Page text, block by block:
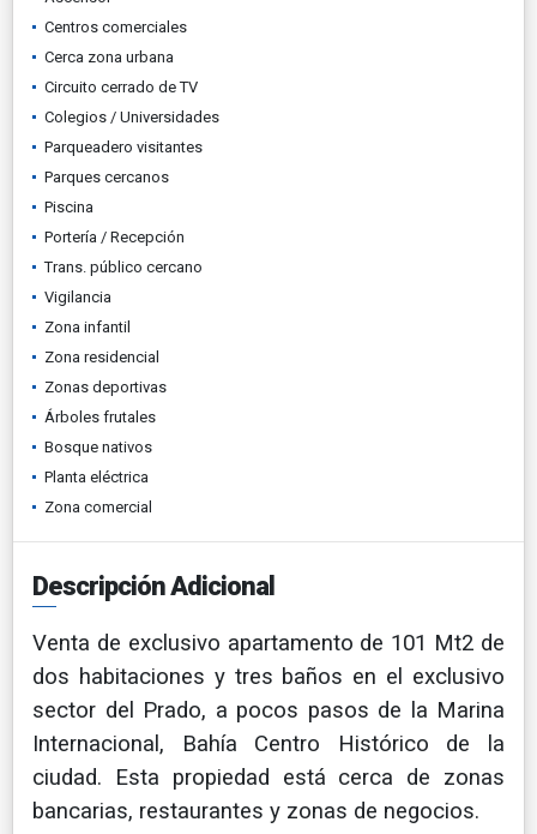
Centros comerciales
Cerca zona urbana
Circuito cerrado de TV
Colegios / Universidades
Parqueadero visitantes
Parques cercanos
Piscina
Portería / Recepción
Trans. público cercano
Vigilancia
Zona infantil
Zona residencial
Zonas deportivas
Árboles frutales
Bosque nativos
Planta eléctrica
Zona comercial
Descripción Adicional
Venta de exclusivo apartamento de 101 Mt2 de
dos habitaciones y tres baños en el exclusivo
sector del Prado, a pocos pasos de la Marina
Internacional, Bahía Centro Histórico de la
ciudad. Esta propiedad está cerca de zonas
bancarias, restaurantes y zonas de negocios.